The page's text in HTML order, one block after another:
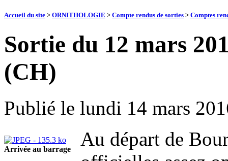
Accueil du site > ORNITHOLOGIE > Compte rendus de sorties > Comptes
Sortie du 12 mars
(CH)
Publié le lundi 14 mars
Arrivée au barrage
Au départ de